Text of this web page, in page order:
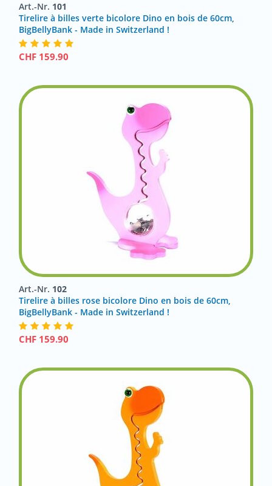
Art.-Nr. 101
Tirelire à billes verte bicolore Dino en bois de 60cm,
BigBellyBank - Made in Switzerland !
CHF 159.90
Art.-Nr. 102
Tirelire à billes rose bicolore Dino en bois de 60cm,
BigBellyBank - Made in Switzerland !
CHF 159.90